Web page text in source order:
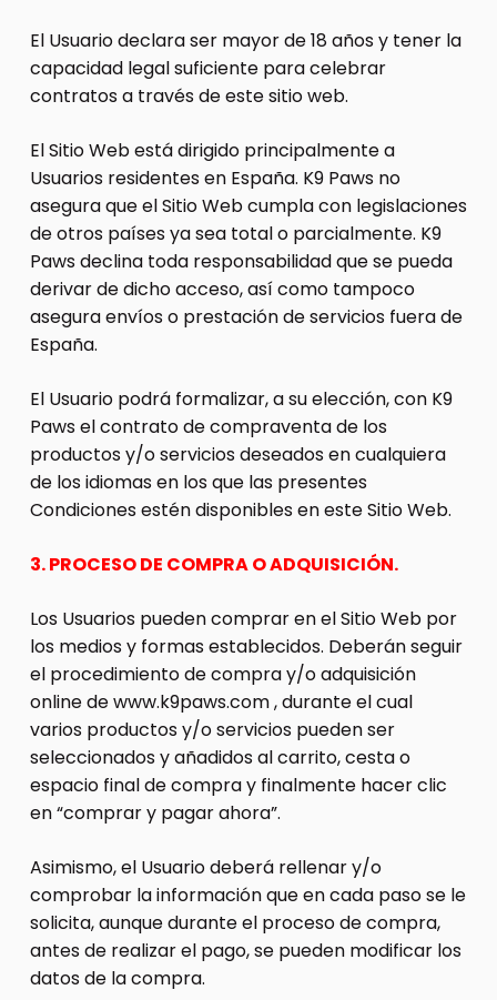
El Usuario declara ser mayor de 18 años y tener la
capacidad legal suficiente para celebrar
contratos a través de este sitio web.
El Sitio Web está dirigido principalmente a
Usuarios residentes en España. K9 Paws no
asegura que el Sitio Web cumpla con legislaciones
de otros países ya sea total o parcialmente. K9
Paws declina toda responsabilidad que se pueda
derivar de dicho acceso, así como tampoco
asegura envíos o prestación de servicios fuera de
España.
El Usuario podrá formalizar, a su elección, con K9
Paws el contrato de compraventa de los
productos y/o servicios deseados en cualquiera
de los idiomas en los que las presentes
Condiciones estén disponibles en este Sitio Web.
3. PROCESO DE COMPRA O ADQUISICIÓN.
Los Usuarios pueden comprar en el Sitio Web por
los medios y formas establecidos. Deberán seguir
el procedimiento de compra y/o adquisición
online de www.k9paws.com , durante el cual
varios productos y/o servicios pueden ser
seleccionados y añadidos al carrito, cesta o
espacio final de compra y finalmente hacer clic
en “comprar y pagar ahora”.
Asimismo, el Usuario deberá rellenar y/o
comprobar la información que en cada paso se le
solicita, aunque durante el proceso de compra,
antes de realizar el pago, se pueden modificar los
datos de la compra.